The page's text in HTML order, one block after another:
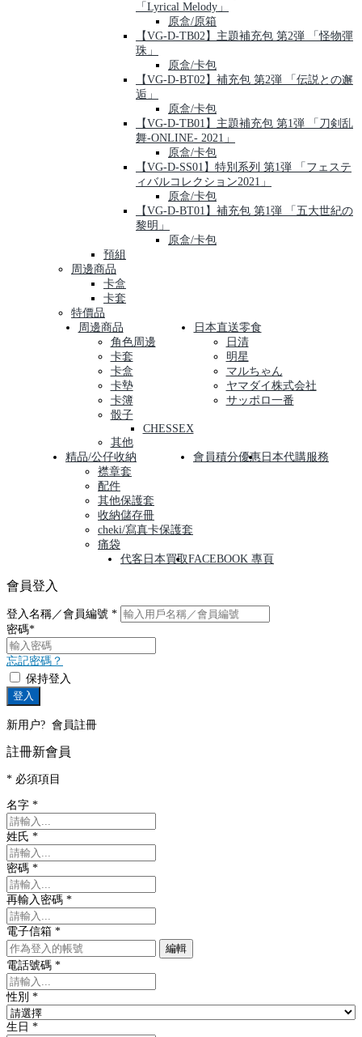
「Lyrical Melody」
原盒/原箱
【VG-D-TB02】主題補充包 第2弾 「怪物彈
珠」
原盒/卡包
【VG-D-BT02】補充包 第2弾 「伝説との邂
逅」
原盒/卡包
【VG-D-TB01】主題補充包 第1弾 「刀剣乱
舞-ONLINE- 2021」
原盒/卡包
【VG-D-SS01】特別系列 第1弾 「フェステ
ィバルコレクション2021」
原盒/卡包
【VG-D-BT01】補充包 第1弾 「五大世紀の
黎明」
原盒/卡包
預組
周邊商品
卡盒
卡套
特價品
周邊商品
角色周邊
卡套
卡盒
卡墊
卡簿
骰子
CHESSEX
其他
日本直送零食
日清
明星
マルちゃん
ヤマダイ株式会社
サッポロ一番
精品/公仔收納
襟章套
配件
其他保護套
收納儲存冊
cheki/寫真卡保護套
痛袋
會員積分優惠 日本代購服務
代客日本買取FACEBOOK 專頁
會員登入
登入名稱／會員編號 *
密碼*
忘記密碼？
保持登入
登入
新用户? 會員註冊
註冊新會員
* 必須項目
名字 *
姓氏 *
密碼 *
再輸入密碼 *
電子信箱 *
編輯
電話號碼 *
性別 *
生日 *